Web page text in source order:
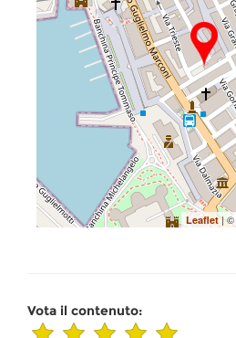
Leaflet| ©
Vota il contenuto: